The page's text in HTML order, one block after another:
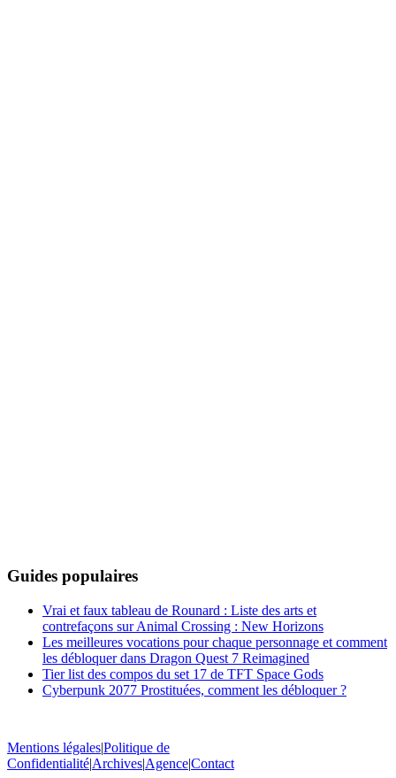
Guides populaires
Vrai et faux tableau de Rounard : Liste des arts et
contrefaçons sur Animal Crossing : New Horizons
Les meilleures vocations pour chaque personnage et comment
les débloquer dans Dragon Quest 7 Reimagined
Tier list des compos du set 17 de TFT Space Gods
Cyberpunk 2077 Prostituées, comment les débloquer ?
Mentions légales|Politique de
Confidentialité|Archives|Agence|Contact